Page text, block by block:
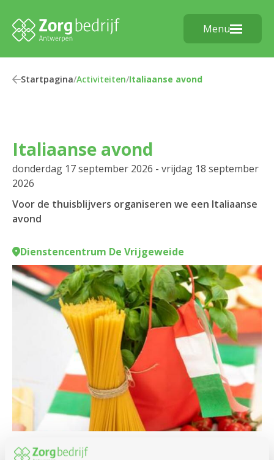
Menu
Startpagina/Activiteiten/Italiaanse avond
Italiaanse avond
donderdag 17 september 2026 - vrijdag 18 september
2026
Voor de thuisblijvers organiseren we een Italiaanse
avond
Dienstencentrum De Vrijgeweide